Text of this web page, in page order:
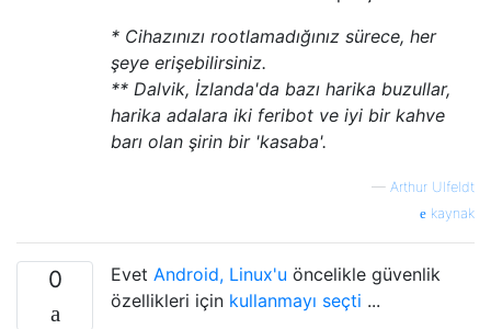
* Cihazınızı rootlamadığınız sürece, her
şeye erişebilirsiniz.
** Dalvik, İzlanda'da bazı harika buzullar,
harika adalara iki feribot ve iyi bir kahve
barı olan şirin bir 'kasaba'.
— Arthur Ulfeldt
kaynak
0 Evet Android, Linux'u öncelikle güvenlik
özellikleri için kullanmayı seçti ...